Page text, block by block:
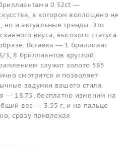
0.32ct —
в котором воплощено не
но и актуальные тренды. Это
вкуса, высокого статуса
Вставка — 1 бриллиант
3, 8 бриллиантов круглой
служит золото 585
смотрится и позволяет
задумки вашего стиля.
— 18.75, бесплатно изменим на
вес — 3.55 г, и на пальце
сразу привлекая